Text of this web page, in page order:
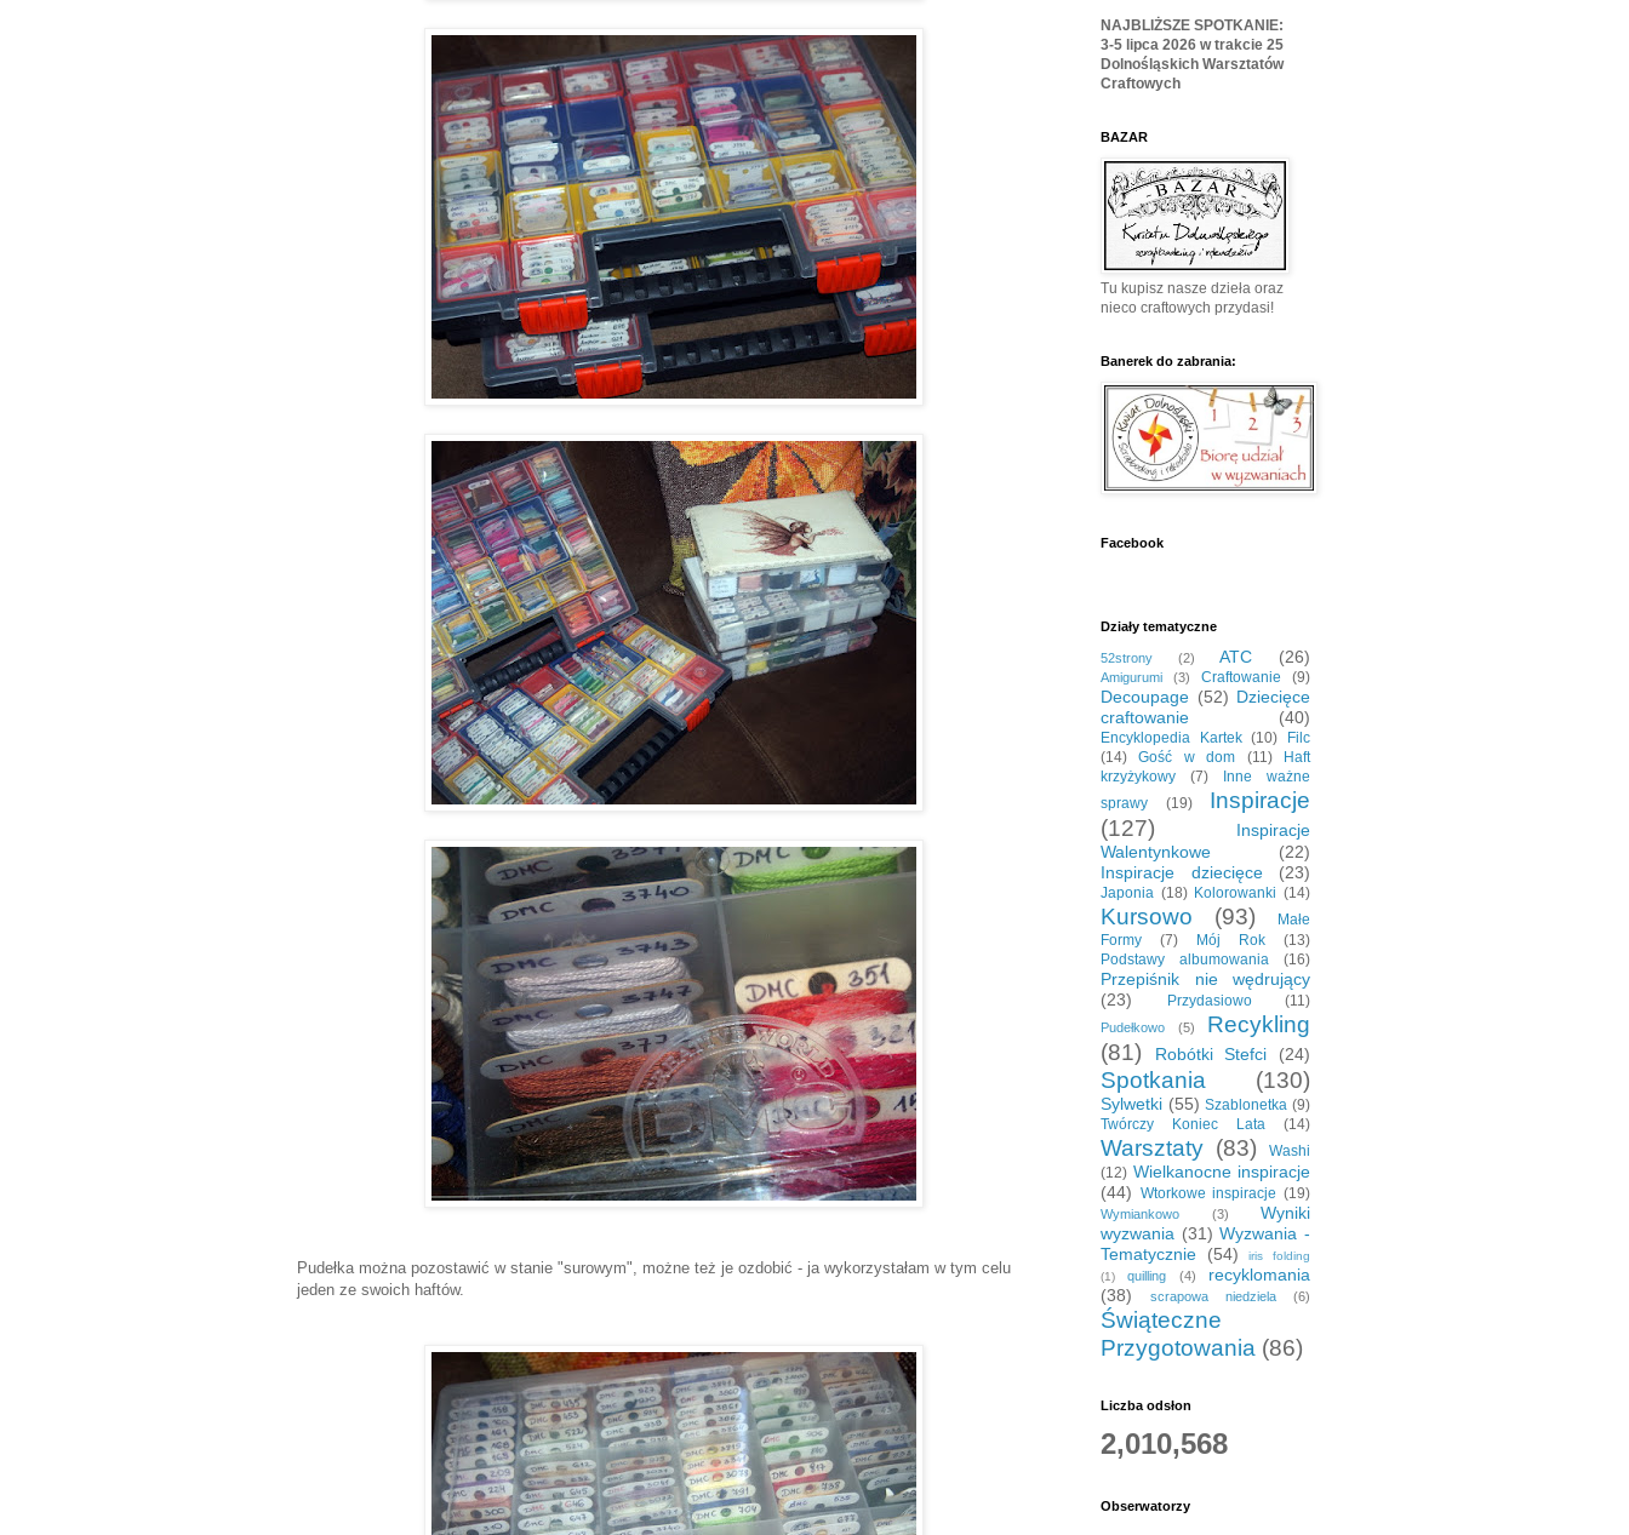
Pudełka można pozostawić w stanie "surowym", możne też je ozdobić - ja wykorzystałam w tym celu
jeden ze swoich haftów.
NAJBLIŻSZE SPOTKANIE:
3-5 lipca 2026 w trakcie 25
Dolnośląskich Warsztatów
Craftowych
BAZAR
Tu kupisz nasze dzieła oraz
nieco craftowych przydasi!
Banerek do zabrania:
Facebook
Działy tematyczne
52strony (2) ATC (26)
Amigurumi (3) Craftowanie (9)
Decoupage (52) Dziecięce
craftowanie
(40)
Encyklopedia Kartek (10)
Filc
(14)
Gość w dom (11)
Haft
krzyżykowy
(7)
Inne ważne
sprawy
(19)
Inspiracje
(127)
Inspiracje
Walentynkowe
(22)
Inspiracje dziecięce
(23)
Japonia (18) Kolorowanki (14)
Kursowo (93)
Małe
Formy
(7) Mój Rok
(13)
Podstawy albumowania
(16)
Przepiśnik nie wędrujący
(23)
Przydasiowo (11)
Pudełkowo (5)
Recykling
(81)
Robótki Stefci (24)
Spotkania (130)
Sylwetki (55) Szablonetka (9)
Twórczy Koniec Lata
(14)
Warsztaty (83)
Washi
(12) Wielkanocne inspiracje
(44) Wtorkowe inspiracje (19)
Wymiankowo (3)
Wyniki
wyzwania (31) Wyzwania -
Tematycznie
(54)
iris folding
(1)
quilling (4)
recyklomania
(38)
scrapowa niedziela (6)
Świąteczne
Przygotowania (86)
Liczba odsłon
2,010,568
Obserwatorzy